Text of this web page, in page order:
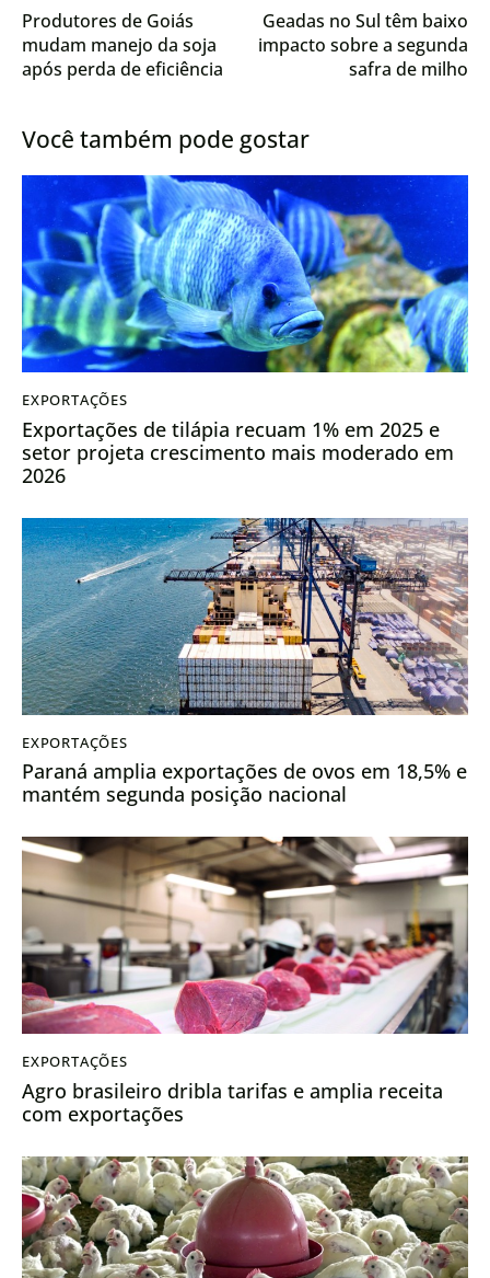
Produtores de Goiás
mudam manejo da soja
após perda de eficiência
Geadas no Sul têm baixo
impacto sobre a segunda
safra de milho
Você também pode gostar
EXPORTAÇÕES
Exportações de tilápia recuam 1% em 2025 e
setor projeta crescimento mais moderado em
2026
EXPORTAÇÕES
Paraná amplia exportações de ovos em 18,5% e
mantém segunda posição nacional
EXPORTAÇÕES
Agro brasileiro dribla tarifas e amplia receita
com exportações